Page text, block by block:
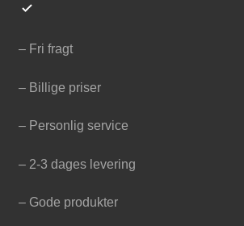
– Fri fragt
– Billige priser
– Personlig service
– 2-3 dages levering
– Gode produkter